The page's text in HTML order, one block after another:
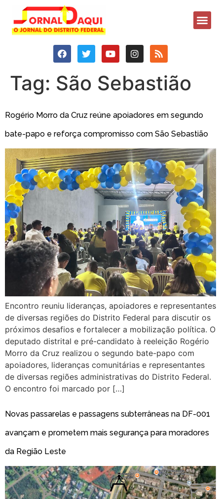
Tag: São Sebastião
Rogério Morro da Cruz reúne apoiadores em segundo
bate-papo e reforça compromisso com São Sebastião
Encontro reuniu lideranças, apoiadores e representantes
de diversas regiões do Distrito Federal para discutir os
próximos desafios e fortalecer a mobilização política. O
deputado distrital e pré-candidato à reeleição Rogério
Morro da Cruz realizou o segundo bate-papo com
apoiadores, lideranças comunitárias e representantes
de diversas regiões administrativas do Distrito Federal.
O encontro foi marcado por […]
Novas passarelas e passagens subterrâneas na DF-001
avançam e prometem mais segurança para moradores
da Região Leste